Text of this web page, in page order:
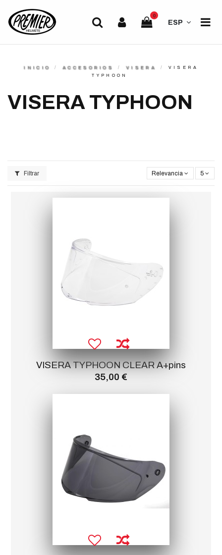
0
ESP
INICIO ACCESORIOS VISERA
VISERA
TYPHOON
VISERA TYPHOON
Filtrar Relevancia 5
VISERA TYPHOON CLEAR A+pins
35,00 €